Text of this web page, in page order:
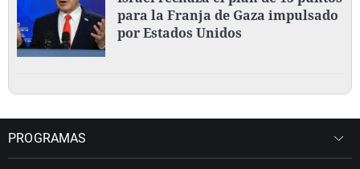
para la Franja de Gaza impulsado
por Estados Unidos
PROGRAMAS